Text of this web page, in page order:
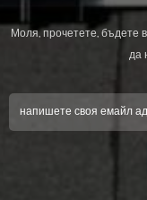
Моля, прочетете, бъдете
да